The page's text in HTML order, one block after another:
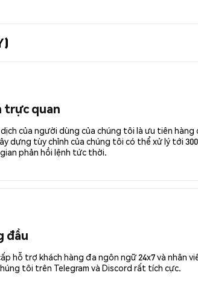
trực quan
của người dùng của chúng tôi là ưu tiên hàng
dựng tùy chỉnh của chúng tôi có thể xử lý tới
phản hồi lệnh tức thời.
đầu
hỗ trợ khách hàng đa ngôn ngữ 24x7 và nhân
tôi trên Telegram và Discord rất tích cực.